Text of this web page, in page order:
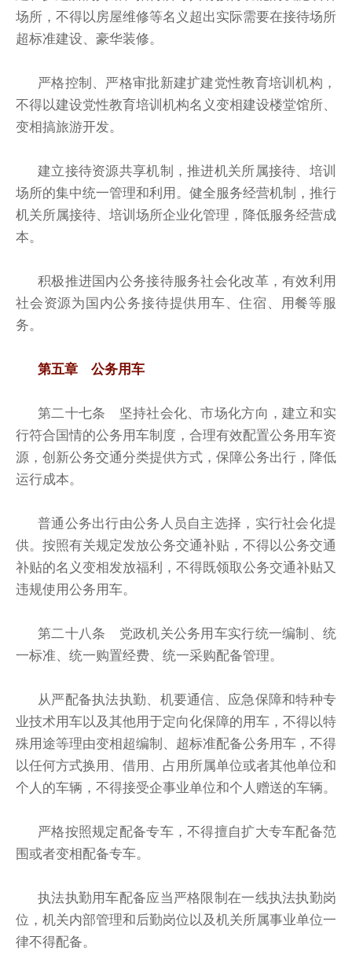
场所，不得以房屋维修等名义超出实际需要在接待场所
超标准建设、豪华装修。
严格控制、严格审批新建扩建党性教育培训机构，
不得以建设党性教育培训机构名义变相建设楼堂馆所、
变相搞旅游开发。
建立接待资源共享机制，推进机关所属接待、培训
场所的集中统一管理和利用。健全服务经营机制，推行
机关所属接待、培训场所企业化管理，降低服务经营成
本。
积极推进国内公务接待服务社会化改革，有效利用
社会资源为国内公务接待提供用车、住宿、用餐等服
务。
第五章 公务用车
第二十七条 坚持社会化、市场化方向，建立和实
行符合国情的公务用车制度，合理有效配置公务用车资
源，创新公务交通分类提供方式，保障公务出行，降低
运行成本。
普通公务出行由公务人员自主选择，实行社会化提
供。按照有关规定发放公务交通补贴，不得以公务交通
补贴的名义变相发放福利，不得既领取公务交通补贴又
违规使用公务用车。
第二十八条 党政机关公务用车实行统一编制、统
一标准、统一购置经费、统一采购配备管理。
从严配备执法执勤、机要通信、应急保障和特种专
业技术用车以及其他用于定向化保障的用车，不得以特
殊用途等理由变相超编制、超标准配备公务用车，不得
以任何方式换用、借用、占用所属单位或者其他单位和
个人的车辆，不得接受企事业单位和个人赠送的车辆。
严格按照规定配备专车，不得擅自扩大专车配备范
围或者变相配备专车。
执法执勤用车配备应当严格限制在一线执法执勤岗
位，机关内部管理和后勤岗位以及机关所属事业单位一
律不得配备。